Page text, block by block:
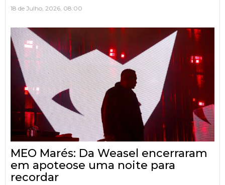
18 de Julho, 2026, 08:00
MEO Marés: Da Weasel encerraram
em apoteose uma noite para
recordar